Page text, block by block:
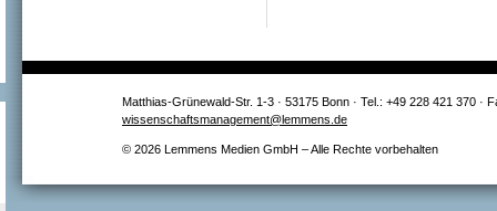
Matthias-Grünewald-Str. 1-3 · 53175 Bonn · Tel.: +49 228 421 370 ·
wissenschaftsmanagement@lemmens.de
© 2026 Lemmens Medien GmbH – Alle Rechte vorbehalten